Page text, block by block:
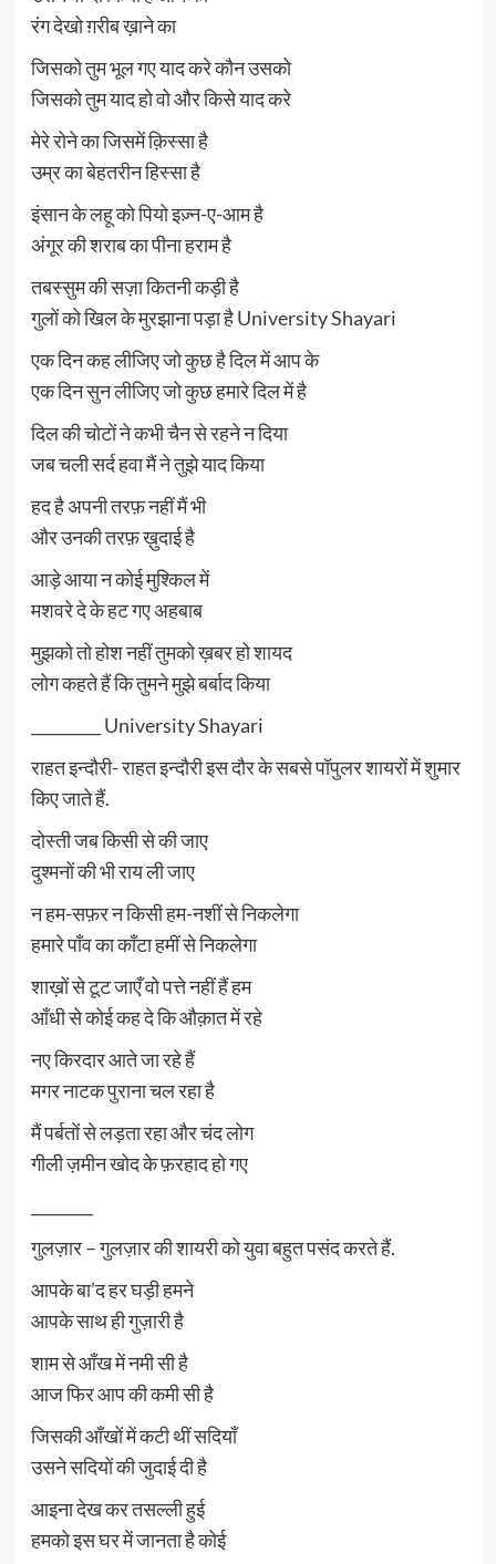
रंग देखो ग़रीब ख़ाने का
जिसको तुम भूल गए याद करे कौन उसको
जिसको तुम याद हो वो और किसे याद करे
मेरे रोने का जिसमें क़िस्सा है
उम्र का बेहतरीन हिस्सा है
इंसान के लहू को पियो इज़्न-ए-आम है
अंगूर की शराब का पीना हराम है
तबस्सुम की सज़ा कितनी कड़ी है
गुलों को खिल के मुरझाना पड़ा है University Shayari
एक दिन कह लीजिए जो कुछ है दिल में आप के
एक दिन सुन लीजिए जो कुछ हमारे दिल में है
दिल की चोटों ने कभी चैन से रहने न दिया
जब चली सर्द हवा मैं ने तुझे याद किया
हद है अपनी तरफ़ नहीं मैं भी
और उनकी तरफ़ ख़ुदाई है
आड़े आया न कोई मुश्किल में
मशवरे दे के हट गए अहबाब
मुझको तो होश नहीं तुमको ख़बर हो शायद
लोग कहते हैं कि तुमने मुझे बर्बाद किया
_________ University Shayari
राहत इन्दौरी- राहत इन्दौरी इस दौर के सबसे पॉपुलर शायरों में शुमार
किए जाते हैं.
दोस्ती जब किसी से की जाए
दुश्मनों की भी राय ली जाए
न हम-सफ़र न किसी हम-नशीं से निकलेगा
हमारे पाँव का काँटा हमीं से निकलेगा
शाख़ों से टूट जाएँ वो पत्ते नहीं हैं हम
आँधी से कोई कह दे कि औक़ात में रहे
नए किरदार आते जा रहे हैं
मगर नाटक पुराना चल रहा है
मैं पर्बतों से लड़ता रहा और चंद लोग
गीली ज़मीन खोद के फ़रहाद हो गए
गुलज़ार – गुलज़ार की शायरी को युवा बहुत पसंद करते हैं.
आपके बा’द हर घड़ी हमने
आपके साथ ही गुज़ारी है
शाम से आँख में नमी सी है
आज फिर आप की कमी सी है
जिसकी आँखों में कटी थीं सदियाँ
उसने सदियों की जुदाई दी है
आइना देख कर तसल्ली हुई
हमको इस घर में जानता है कोई